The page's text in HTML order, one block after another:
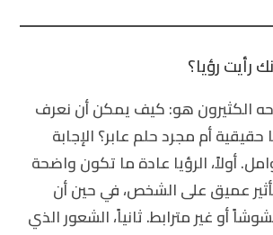
الكثيرون هو: كيف يمكن أن نعرف
حقيقية أم مجرد حلم عابر؟ الإجابة
أولاً، الرؤيا عادة ما تكون واضحة
عميق على الشخص، في حين أن
أو غير مترابط. ثانياً، الشعور الذي